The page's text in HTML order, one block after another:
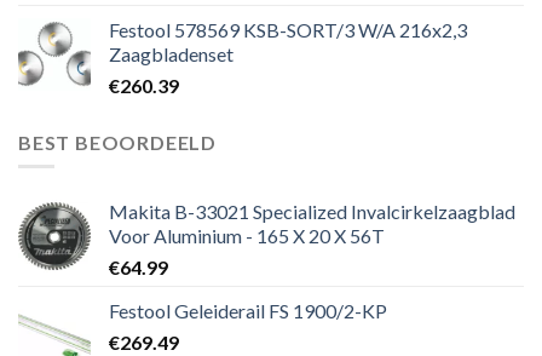
Festool 578569 KSB-SORT/3 W/A 216x2,3
Zaagbladenset
€260.39
BEST BEOORDEELD
Makita B-33021 Specialized Invalcirkelzaagblad
Voor Aluminium - 165 X 20 X 56T
€64.99
Festool Geleiderail FS 1900/2-KP
€269.49